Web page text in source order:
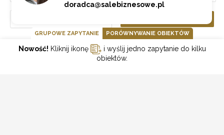
doradca@salebiznesowe.pl
GOONLINE.PL SPÓŁKA Z OGRANICZONĄ ODPOWIEDZIALNOŚCIĄ SP.K.
GRUPOWE ZAPYTANIE PORÓWNYWANIE OBIEKTÓW
Nowość! Kliknij ikonę
i wyślij jedno zapytanie do kilku
obiektów.